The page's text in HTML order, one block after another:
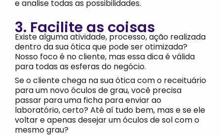
e analise todas as possibilidades.
3. Facilite as coisas
Existe alguma atividade, processo, ação realizada
dentro da sua ótica que pode ser otimizada?
Nosso foco é no cliente, mas essa dica é válida
para todas as esferas do negócio.
Se o cliente chega na sua ótica com o receituário
para um novo óculos de grau, você precisa
passar para uma ficha para enviar ao
laboratório, certo? Até aí tudo bem, mas e se ele
voltar e apenas desejar um óculos de sol com o
mesmo grau?